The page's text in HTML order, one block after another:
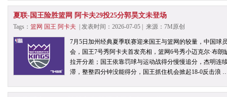
夏联-国王险胜篮网 阿卡夫29投25分郭昊文未登场
Tags： 篮网 国王 阿卡夫 | 发表时间：2026-07-05 | 来源：7M原创
7月5日加州经典夏季联赛迎来国王与篮网的较量，中国球
会，国王7号秀阿卡夫首发亮相，篮网6号秀小迈克尔·布
拉开分差；国王依靠罚球与运动战得分慢慢追分，杰明连
滞，整整四分钟没能得分，国王抓住机会掀起18-0反击